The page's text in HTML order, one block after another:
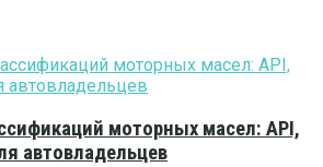
моторных масел: API,
автовладельцев